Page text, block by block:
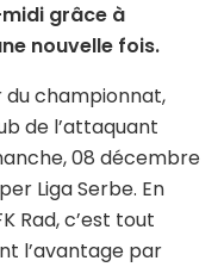
grâce à
nouvelle fois.
du championnat,
de l’attaquant
08 décembre
Liga Serbe. En
Rad, c’est tout
l’avantage par